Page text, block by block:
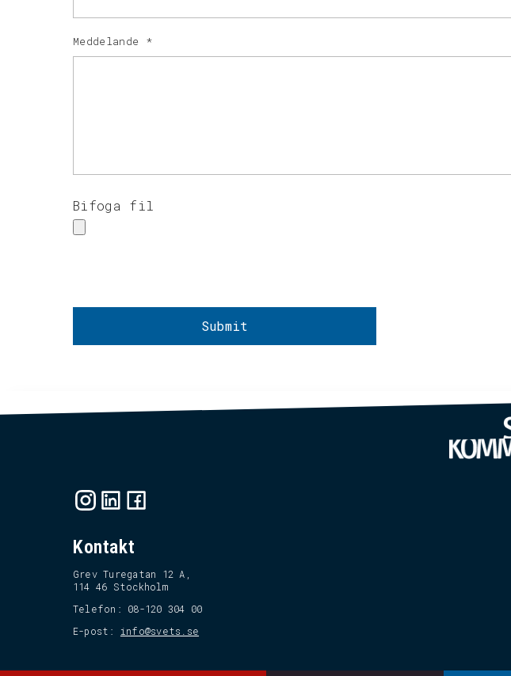
Meddelande *
Bifoga fil
Kontakt
Grev Turegatan 12 A,
114 46 Stockholm
Telefon: 08-120 304 00
E-post: info@svets.se